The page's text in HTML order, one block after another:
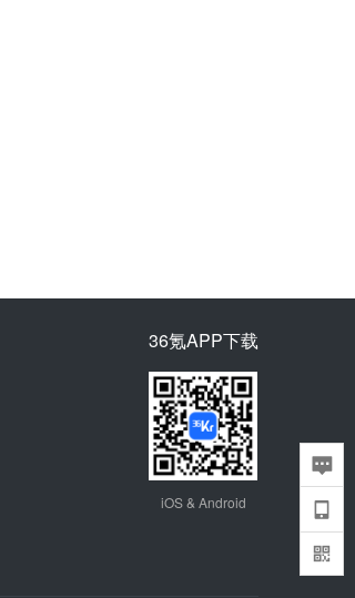
36氪APP下载
iOS & Android